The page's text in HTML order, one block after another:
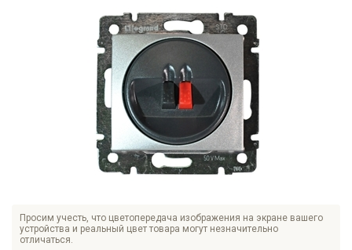
Просим учесть, что цветопередача изображения на экране вашего
устройства и реальный цвет товара могут незначительно
отличаться.